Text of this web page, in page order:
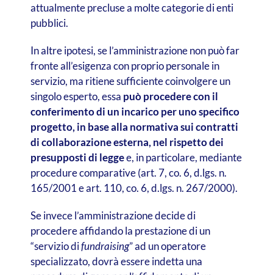
attualmente precluse a molte categorie di enti
pubblici.
In altre ipotesi, se l’amministrazione non può far
fronte all’esigenza con proprio personale in
servizio, ma ritiene sufficiente coinvolgere un
singolo esperto, essa può procedere con il
conferimento di un incarico per uno specifico
progetto, in base alla normativa sui contratti
di collaborazione esterna, nel rispetto dei
presupposti di leggee, in particolare, mediante
procedure comparative (art. 7, co. 6, d.lgs. n.
165/2001 e art. 110, co. 6, d.lgs. n. 267/2000).
Se invece l’amministrazione decide di
procedere affidando la prestazione di un
“servizio difundraising” ad un operatore
specializzato, dovrà essere indetta una